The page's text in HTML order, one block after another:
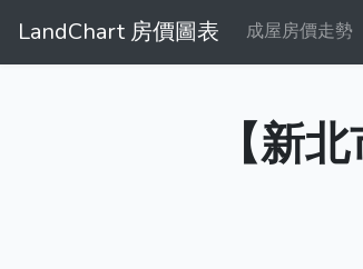
LandChart 房價圖表 成屋房價走勢
【新